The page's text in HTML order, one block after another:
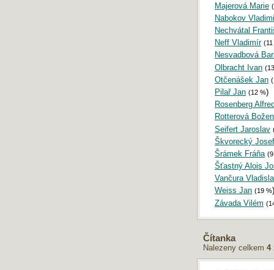
Majerová Marie
Nabokov
Nechvátal
Neff Vladimír
Nesvadbová
Olbracht Ivan
Otčenášek Jan
Pilař Jan (12 %)
Rosenberg
Rotterová
Seifert Jaroslav
Škvorecký Josef
Šrámek Fráňa
Šťastný Alois
Vančura
Weiss Jan (19 %)
Závada Vilém
Čítanka
Nalezeny celkem 4